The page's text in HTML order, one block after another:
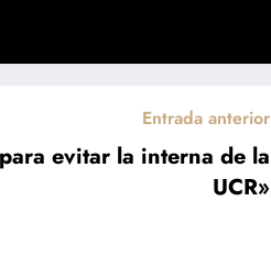
Entrada anterior
evitar la interna de la
UCR»